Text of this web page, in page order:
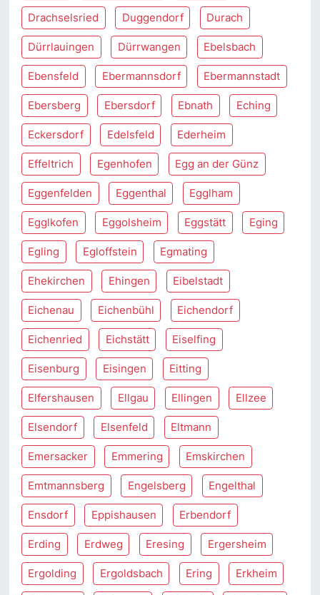
Drachselsried Duggendorf Durach
Dürrlauingen Dürrwangen Ebelsbach
Ebensfeld Ebermannsdorf Ebermannstadt
Ebersberg Ebersdorf Ebnath Eching
Eckersdorf Edelsfeld Ederheim
Effeltrich Egenhofen Egg an der Günz
Eggenfelden Eggenthal Egglham
Egglkofen Eggolsheim Eggstätt Eging
Egling Egloffstein Egmating
Ehekirchen Ehingen Eibelstadt
Eichenau Eichenbühl Eichendorf
Eichenried Eichstätt Eiselfing
Eisenburg Eisingen Eitting
Elfershausen Ellgau Ellingen Ellzee
Elsendorf Elsenfeld Eltmann
Emersacker Emmering Emskirchen
Emtmannsberg Engelsberg Engelthal
Ensdorf Eppishausen Erbendorf
Erding Erdweg Eresing Ergersheim
Ergolding Ergoldsbach Ering Erkheim